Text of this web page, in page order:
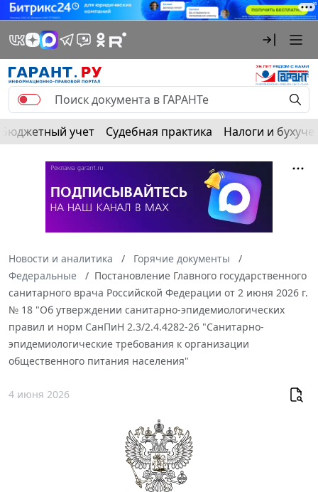
Бюджетный учет Судебная практика Налоги и
Новости и аналитика
Горячие документы
Федеральные
Постановление Главного государственного
санитарного врача Российской Федерации от 2 июня 2026 г.
№ 18 "Об утверждении санитарно-эпидемиологических
правил и норм СанПиН 2.3/2.4.4282-26 "Санитарно-
эпидемиологические требования к организации
общественного питания населения"
4 июня 2026